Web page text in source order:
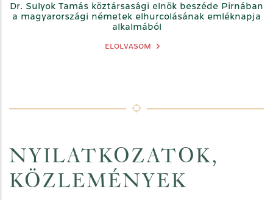
Dr. Sulyok Tamás köztársasági elnök beszéde Pirnában
a magyarországi németek elhurcolásának emléknapja
alkalmából
ELOLVASOM
NYILATKOZATOK,
KÖZLEMÉNYEK